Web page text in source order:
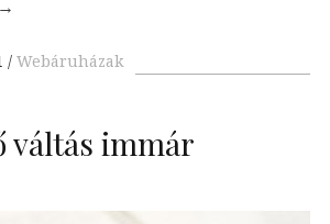
→
Webáruházak
váltás immár